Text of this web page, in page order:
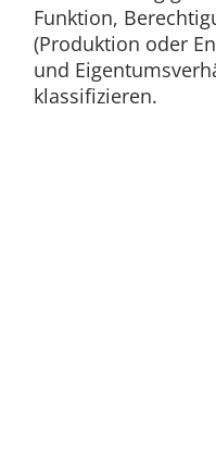
Funktion,
(Produktion oder
und
klassifizieren.